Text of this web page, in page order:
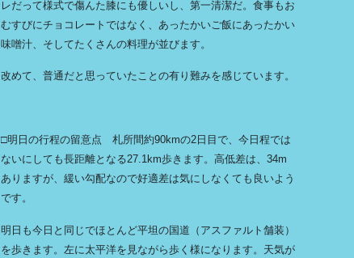
レだって様式で傷んた膝にも優しいし、第一清潔だ。食事もお
むすびにチョコレートではなく、あったかいご飯にあったかい
味噌汁、そしてたくさんの料理が並びます。
改めて、普通だと思っていたことの有り難みを感じています。
□明日の行程の留意点 札所間約90kmの2日目で、今日程では
ないにしても長距離となる27.1km歩きます。高低差は、34m
ありますが、緩い勾配なので好適差は気にしなくても良いよう
です。
明日も今日と同じでほとんど平坦の国道（アスファルト舗装）
を歩きます。左に太平洋を見ながら歩く様になります。天気が